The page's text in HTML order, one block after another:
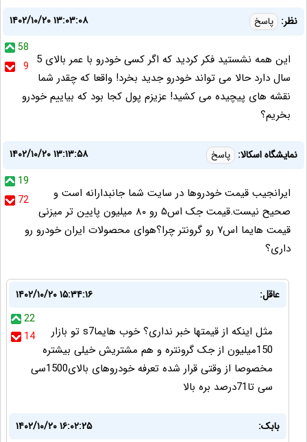
نظر: پاسخ
۱۴۰۲/۱۰/۲۰ ۱۳:۰۳:۰۸
58
9 این همه نشستید فکر کردید که اگر کسی خودرو با عمر بالای 5
سال دارد حالا می تواند خودرو جدید بخرد! واقعا که چقدر شما
نقشه های پیچیده می کشید! عزیزم پول کجا بود که بیاییم خودرو
بخریم؟
نمایشگاه اسکالا: پاسخ
۱۴۰۲/۱۰/۲۰ ۱۳:۱۳:۵۸
19
72
ایرانجیب قیمت خودروها در سایت شما جانبدارانه است و
صحیح نیست.قیمت جک اس۵ رو ۸۰ میلیون پایین تر میزنی
قیمت هایما اس۷ رو گرونتر چرا؟هوای محصولات ایران خودرو رو
داری؟
عاقل:
۱۴۰۲/۱۰/۲۰ ۱۵:۳۴:۱۶
22
14
مثل اینکه از قیمتها خبر نداری؟ خوب هایماs7 تو بازار
150میلیون از جک گرونتره و هم مشتریش خیلی بیشتره
مخصوصا از وقتی قرار شده تعرفه خودروهای بالای1500سی
سی تا71درصد بره بالا
بابک:
۱۴۰۲/۱۰/۲۰ ۱۶:۰۲:۲۵